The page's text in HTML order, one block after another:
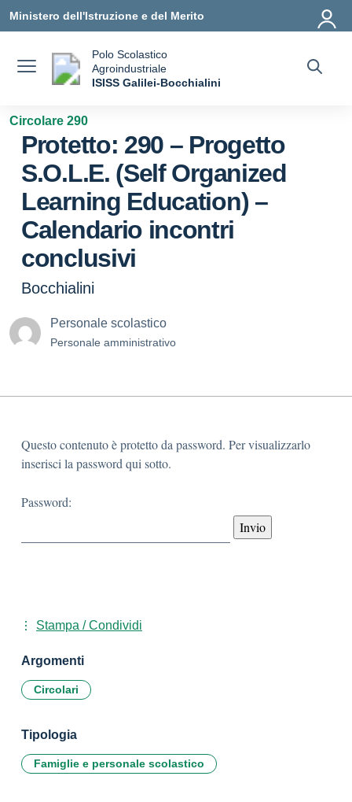
Ministero dell'Istruzione e del Merito
Polo Scolastico
Agroindustriale
ISISS Galilei-Bocchialini
Circolare 290
Protetto: 290 – Progetto
S.O.L.E. (Self Organized
Learning Education) –
Calendario incontri
conclusivi
Bocchialini
Personale scolastico
Personale amministrativo
Questo contenuto è protetto da password. Per visualizzarlo
inserisci la password qui sotto.
Password:
Stampa / Condividi
Argomenti
Circolari
Tipologia
Famiglie e personale scolastico